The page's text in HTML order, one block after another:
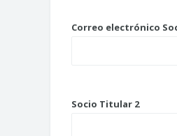
Correo electrónico
Socio Titular 2